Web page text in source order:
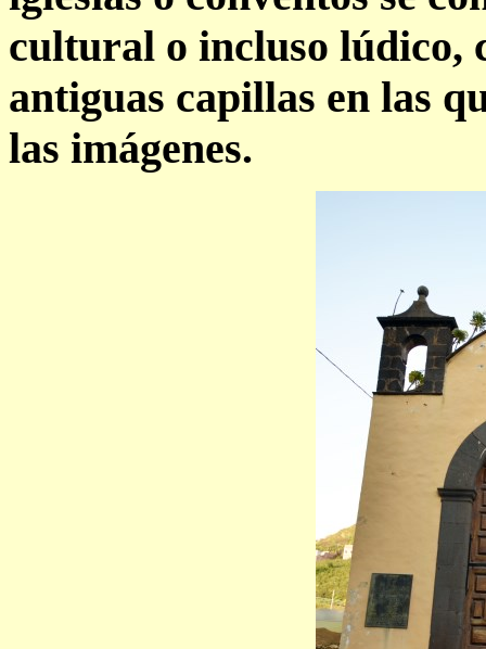
cultural o incluso lúdico,
antiguas capillas en las
las imágenes.